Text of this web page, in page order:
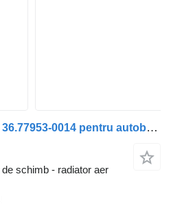
Radiator aer condiționat 36.77953-0014 pentru autobuz MAN A20
schimb - radiator aer